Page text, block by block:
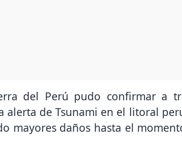
del Perú pudo confirmar a
alerta de Tsunami en el litoral
mayores daños hasta el